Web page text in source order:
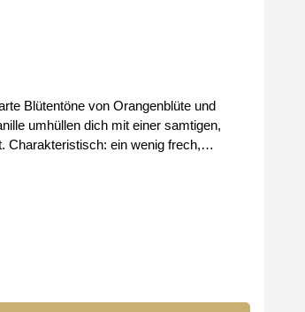
Blütentöne von Orangenblüte und
umhüllen dich mit einer samtigen,
Charakteristisch: ein wenig frech,
Basisnote: Moschus, Ambra,